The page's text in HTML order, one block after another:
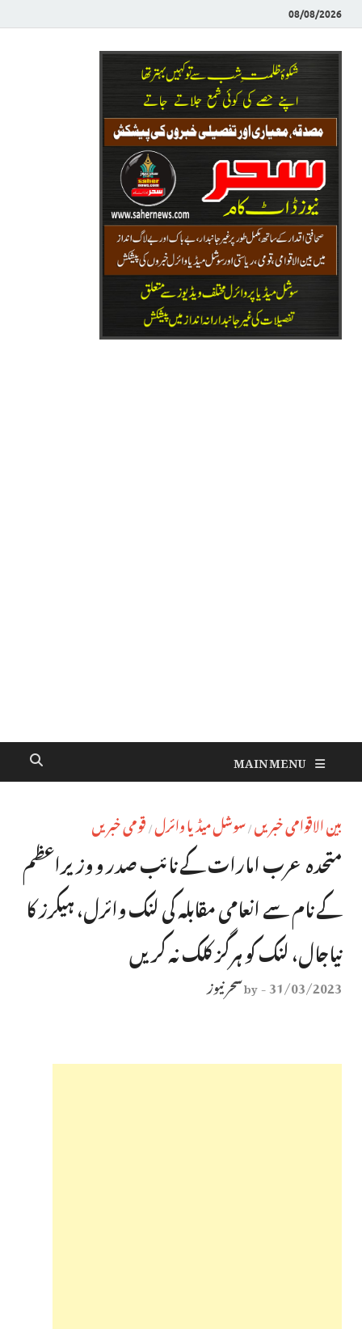
08/08/2026
MAIN MENU
بین الاقوامی خبریں / سوشل میڈیا وائرل / قومی خبریں
متحدہ عرب امارات کے نائب صدر و وزیراعظم
کے نام سے انعامی مقابلہ کی لنک وائرل، ہیکرز کا
نیاجال، لنک کو ہرگز کلک نہ کریں
31/03/2023
-
byسحر نیوز